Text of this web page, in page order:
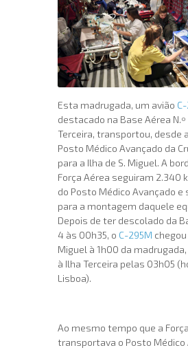
Esta madrugada, um avião
destacado na Base Aérea N.º
Terceira, transportou, desde
Posto Médico Avançado da
para a Ilha de S. Miguel. A
Força Aérea seguiram 2.340
do Posto Médico Avançado
para a montagem daquele
Depois de ter descolado da
4 às 00h35, o C-295M chegou
Miguel à 1h00 da
à Ilha Terceira pelas 03h05
Lisboa).
Ao mesmo tempo que a
transportava o Posto Médico